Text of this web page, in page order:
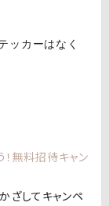
ッカーはなく
！無料招待キャン
ざしてキャンペ